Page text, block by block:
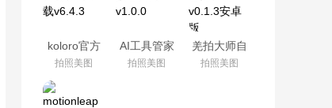
koloro官方
最新版下载
v6.4.3
拍照美图
AI工具管家
官方版
v1.0.0
拍照美图
羌拍大师自
拍神器
v0.1.3安卓
拍照美图